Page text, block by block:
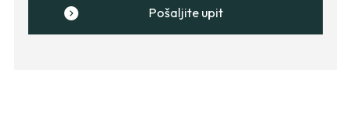
Pošaljite upit